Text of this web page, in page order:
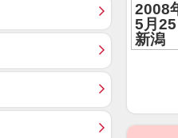
2008
5月25
新潟